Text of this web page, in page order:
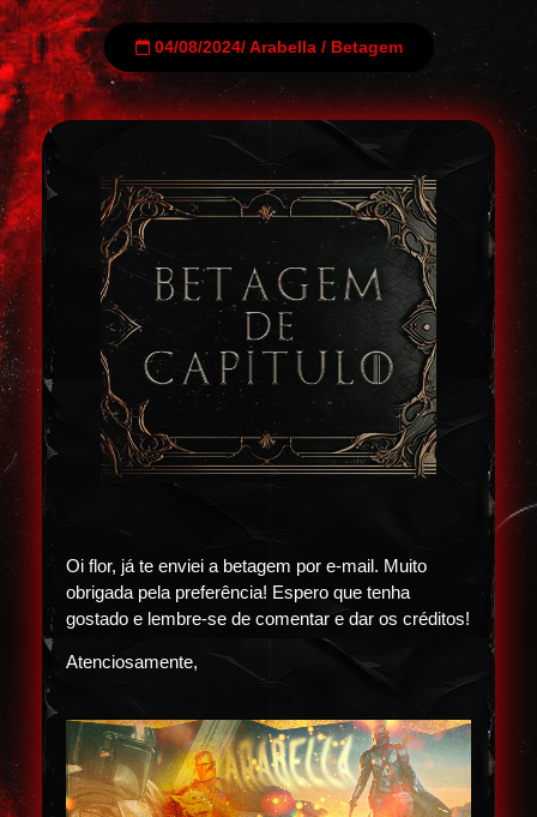
04/08/2024/ Arabella/ Betagem
Oi flor, já te enviei a betagem por e-mail. Muito
obrigada pela preferência! Espero que tenha
gostado e lembre-se de comentar e dar os créditos!
Atenciosamente,